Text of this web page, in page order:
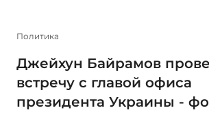
Политика
Джейхун Байрамов
встречу с главой офиса
президента Украины -